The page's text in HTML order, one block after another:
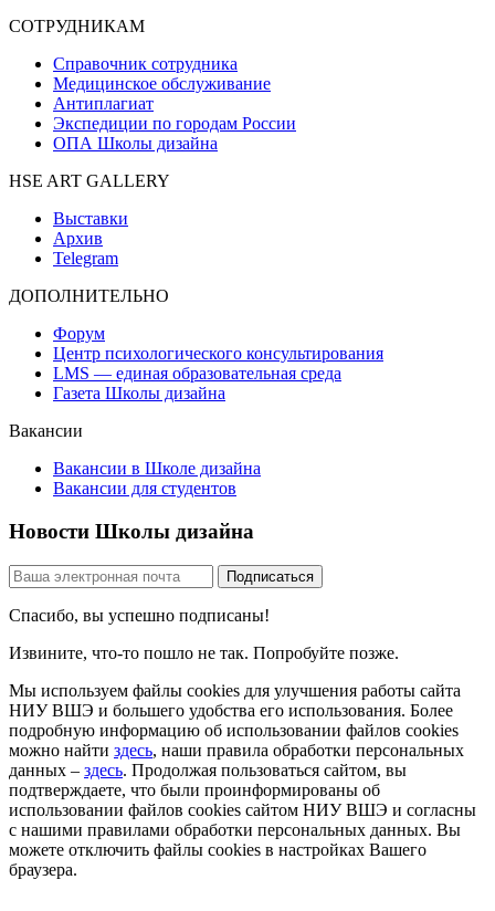
СОТРУДНИКАМ
Справочник сотрудника
Медицинское обслуживание
Антиплагиат
Экспедиции по городам России
ОПА Школы дизайна
HSE ART GALLERY
Выставки
Архив
Telegram
ДОПОЛНИТЕЛЬНО
Форум
Центр психологического консультирования
LMS — единая образовательная среда
Газета Школы дизайна
Вакансии
Вакансии в Школе дизайна
Вакансии для студентов
Новости Школы дизайна
Спасибо, вы успешно подписаны!
Извините, что-то пошло не так. Попробуйте позже.
Мы используем файлы cookies для улучшения работы сайта
НИУ ВШЭ и большего удобства его использования. Более
подробную информацию об использовании файлов cookies
можно найти здесь, наши правила обработки персональных
данных – здесь. Продолжая пользоваться сайтом, вы
подтверждаете, что были проинформированы об
использовании файлов cookies сайтом НИУ ВШЭ и согласны
с нашими правилами обработки персональных данных. Вы
можете отключить файлы cookies в настройках Вашего
браузера.